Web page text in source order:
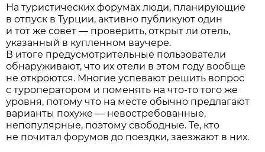
На туристических форумах люди, планирующие
в отпуск в Турции, активно публикуют один
и тот же совет — проверить, открыт ли отель,
указанный в купленном ваучере.
В итоге предусмотрительные пользователи
обнаруживают, что их отели в этом году вообще
не откроются. Многие успевают решить вопрос
с туроператором и поменять на что-то того же
уровня, потому что на месте обычно предлагают
варианты похуже — невостребованные,
непопулярные, поэтому свободные. Те, кто
не почитал форумов до поездки, заезжают в них.